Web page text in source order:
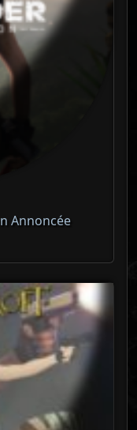
Annoncée